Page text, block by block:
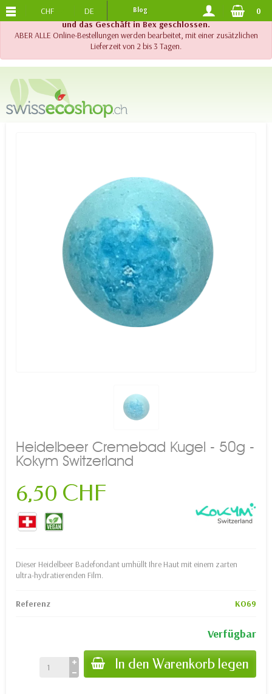
!! Wichtig !! Bis am 20. August 2026 sind der Telefonsupport
und das Geschäft in Bex geschlossen.
ABER ALLE Online-Bestellungen werden bearbeitet, mit einer zusätzlichen
Lieferzeit von 2 bis 3 Tagen.
KOSTENLOSER VERSAND AB 120.-
CHF DE Blog 0
Heidelbeer Cremebad Kugel - 50g -
Kokym Switzerland
6,50 CHF
Dieser Heidelbeer Badefondant umhüllt Ihre Haut mit einem zarten
ultra-hydratierenden Film.
Referenz KO69
Verfügbar
In den Warenkorb legen